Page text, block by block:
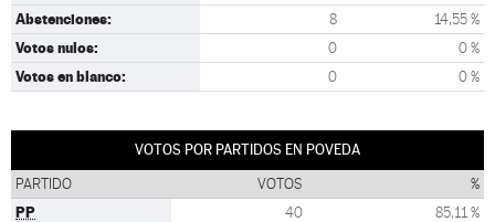
Abstenciones: 8 14,55 %
Votos nulos: 0 0 %
Votos en blanco: 0 0 %
VOTOS POR PARTIDOS EN POVEDA
PARTIDO VOTOS %
PP 40 85,11 %